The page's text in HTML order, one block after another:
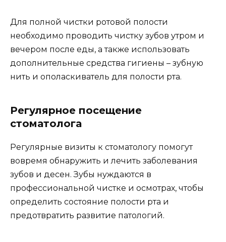
Для полной чистки ротовой полости
необходимо проводить чистку зубов утром и
вечером после еды, а также использовать
дополнительные средства гигиены – зубную
нить и ополаскиватель для полости рта.
Регулярное посещение
стоматолога
Регулярные визиты к стоматологу помогут
вовремя обнаружить и лечить заболевания
зубов и десен. Зубы нуждаются в
профессиональной чистке и осмотрах, чтобы
определить состояние полости рта и
предотвратить развитие патологий.